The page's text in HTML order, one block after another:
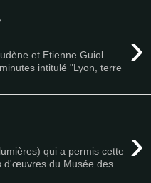
›
et Etienne Guiol
intitulé "Lyon, terre
›
qui a permis cette
d'œuvres du Musée des